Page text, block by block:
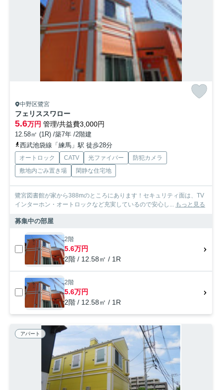
中野区鷺宮
フェリススワロー
5.6万円 管理/共益費3,000円
12.58㎡ (1R) /築7年 /2階建
西武池袋線「練馬」駅 徒歩28分
オートロック CATV 光ファイバー
防犯カメラ
敷地内ごみ置き場
閑静な住宅地
鷺宮図書館が家から388mのところにあります！セキュリティ面は、TV
インターホン・オートロックなど充実しているので安心し... もっと見る
募集中の部屋
2階
5.6万円
2階 / 12.58㎡ / 1R
2階
5.6万円
2階 / 12.58㎡ / 1R
アパート